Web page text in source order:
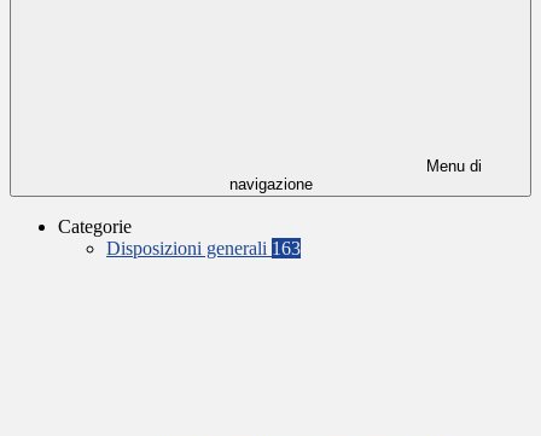
Menu di
navigazione
Categorie
Disposizioni generali 163